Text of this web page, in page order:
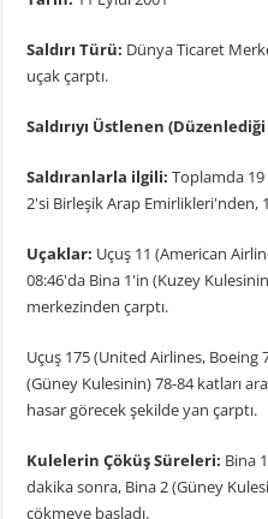
Saldırı Türü: Dünya Ticaret
uçak çarptı.
Saldırıyı Üstlenen
Saldıranlarla ilgili: Toplamda
2'si Birleşik Arap Emirlikleri'nden,
Uçaklar: Uçuş 11 (American
08:46'da Bina 1'in (Kuzey
merkezinden çarptı.
Uçuş 175 (United Airlines, Boeing
(Güney Kulesinin) 78-84 katları
hasar görecek şekilde yan çarptı.
Kulelerin Çöküş Süreleri: Bina
dakika sonra, Bina 2 (Güney
çökmeye başladı.